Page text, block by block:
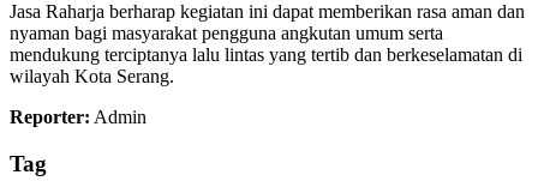
Jasa Raharja berharap kegiatan ini dapat memberikan rasa aman dan
nyaman bagi masyarakat pengguna angkutan umum serta
mendukung terciptanya lalu lintas yang tertib dan berkeselamatan di
wilayah Kota Serang.
Reporter: Admin
Tag